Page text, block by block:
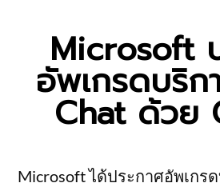
Microsoft
อัพเกรดบริก
Chat ด้วย
Microsoft ได้ประกาศอัพเกร